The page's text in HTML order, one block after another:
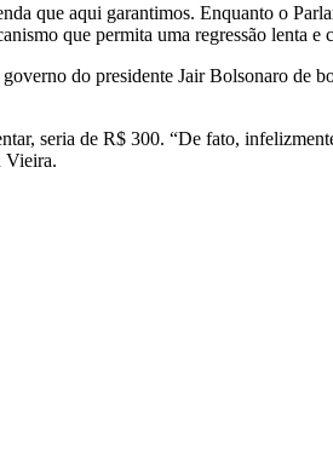
que aqui garantimos. Enquanto o
que permita uma regressão lenta
do presidente Jair Bolsonaro de
seria de R$ 300. “De fato,
Vieira.